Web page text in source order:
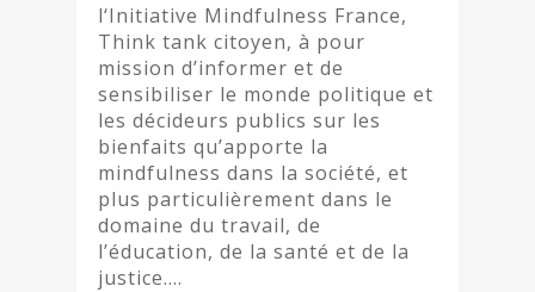
l‘Initiative Mindfulness France,
Think tank citoyen, à pour
mission d’informer et de
sensibiliser le monde politique et
les décideurs publics sur les
bienfaits qu’apporte la
mindfulness dans la société, et
plus particulièrement dans le
domaine du travail, de
l’éducation, de la santé et de la
justice….